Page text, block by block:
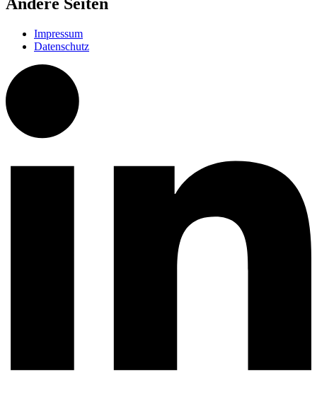
Impressum
Datenschutz